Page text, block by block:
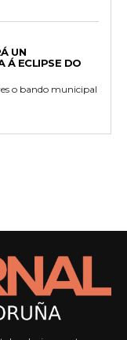
UN
Á ECLIPSE DO
o bando municipal